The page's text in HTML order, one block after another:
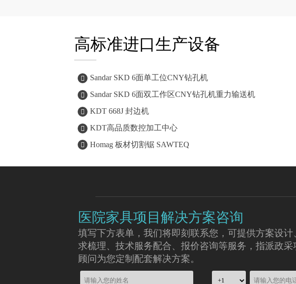
高标准进口生产设备
 Sandar SKD 6面单工位CNY钻孔机
 Sandar SKD 6面双工作区CNY钻孔机重力输送机
 KDT 668J 封边机
 KDT高品质数控加工中心
 Homag 板材切割锯 SAWTEQ
医院家具项目解决方案咨询
填写下方表单，我们将即刻联系您，可提供方案设计
求梳理、技术服务配合、报价咨询等服务，指派政采
顾问为您定制配套解决方案。